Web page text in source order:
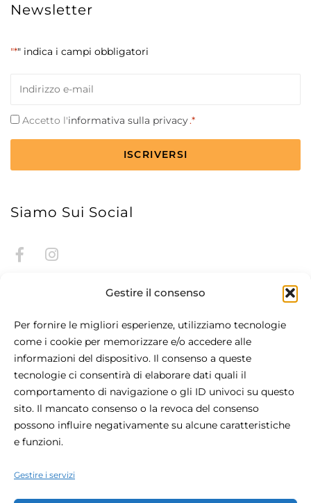
Gestire il consenso
Per fornire le migliori esperienze, utilizziamo tecnologie
come i cookie per memorizzare e/o accedere alle
informazioni del dispositivo. Il consenso a queste
tecnologie ci consentirà di elaborare dati quali il
comportamento di navigazione o gli ID univoci su questo
sito. Il mancato consenso o la revoca del consenso
possono influire negativamente su alcune caratteristiche
e funzioni.
Gestire i servizi
Newsletter
"*" indica i campi obbligatori
Consenso
Accetto l'informativa sulla privacy.*
CAPTCHA
Siamo Sui Social
Informazioni Su Be.HOTEL
Situato nel cuore di St Julian's, il be.HOTEL è la definizione
del moderno comfort urbano. L'hotel 4 stelle, situato in
posizione centrale, è il luogo perfetto per visitare Malta, con
notturna a portata di mano.